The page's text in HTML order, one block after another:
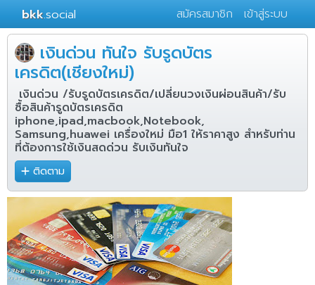
bkk.social สมัครสมาชิก เข้าสู่ระบบ
เงินด่วน ทันใจ รับรูดบัตร
เครดิต(เชียงใหม่)
​ เงินด่วน /รับรูดบัตรเครดิต/เปลี่ยนวงเงินผ่อนสินค้า/รับ
ซื้อสินค้ารูดบัตรเครดิต
iphone,ipad,macbook,Notebook,
Samsung,huawei เครื่องใหม่ มือ1 ให้ราคาสูง สำหรับท่าน
ที่ต้องการใช้เงินสดด่วน รับเงินทันใจ
ติดตาม